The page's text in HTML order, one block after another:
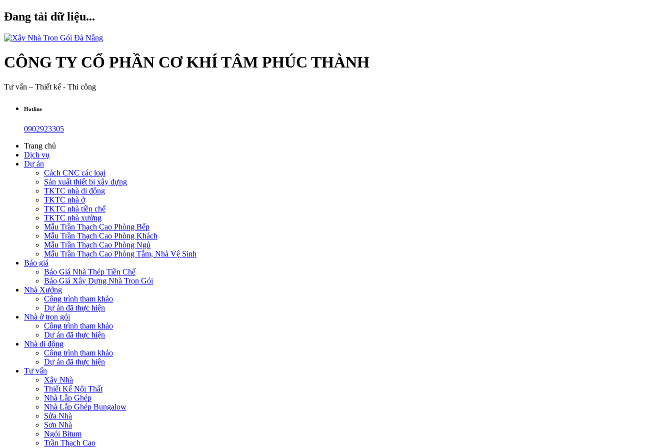
Đang tải dữ liệu...
CÔNG TY CỔ PHẦN CƠ KHÍ TÂM PHÚC THÀNH
Tư vấn – Thiết kế - Thi công
Hotline
0902923305
Trang chủ
Dịch vụ
Dự án
Cách CNC các loại
Sản xuất thiết bị xây dựng
TKTC nhà di động
TKTC nhà ở
TKTC nhà tiền chế
TKTC nhà xưởng
Mẫu Trần Thạch Cao Phòng Bếp
Mẫu Trần Thạch Cao Phòng Khách
Mẫu Trần Thạch Cao Phòng Ngủ
Mẫu Trần Thạch Cao Phòng Tắm, Nhà Vệ Sinh
Báo giá
Báo Giá Nhà Thép Tiền Chế
Báo Giá Xây Dựng Nhà Trọn Gói
Nhà Xưởng
Công trình tham khảo
Dự án đã thực hiện
Nhà ở trọn gói
Công trình tham khảo
Dự án đã thực hiện
Nhà di động
Công trình tham khảo
Dự án đã thực hiện
Tư vấn
Xây Nhà
Thiết Kế Nội Thất
Nhà Lắp Ghép
Nhà Lắp Ghép Bungalow
Sửa Nhà
Sơn Nhà
Ngói Bitum
Trần Thạch Cao